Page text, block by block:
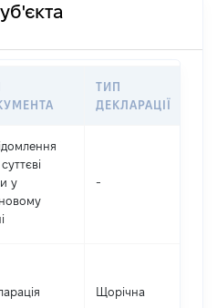
ТИП
ДЕКЛАРАЦІЇ
y
-
Щорічна